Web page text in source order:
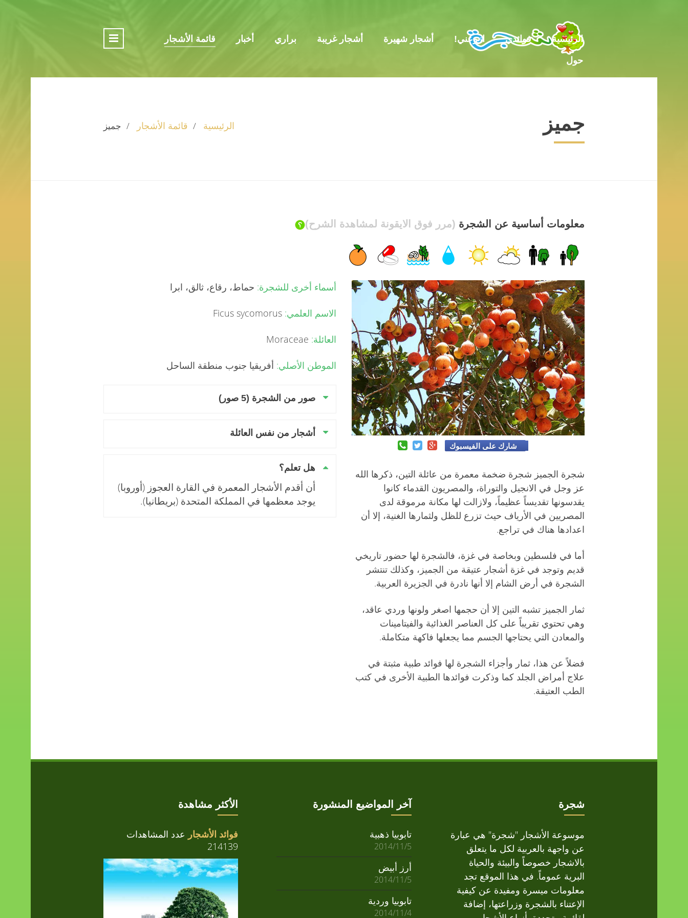
الرئيسية فوائدي ازرعني! أشجار شهيرة أشجار غريبة براري أخبار قائمة الأشجار
حول
جميز الرئيسية قائمة الأشجار جميز
معلومات أساسية عن الشجرة (مرر فوق الايقونة لمشاهدة الشرح)
شارك على الفيسبوك
شجرة الجميز شجرة ضخمة معمرة من عائلة التين، ذكرها الله
عز وجل في الانجيل والتوراة، والمصريون القدماء كانوا
يقدسونها تقديساً عظيماً، ولازالت لها مكانة مرموقة لدى
المصريين في الأرياف حيث تزرع للظل ولثمارها الغنية، إلا أن
اعدادها هناك في تراجع.
أما في فلسطين وبخاصة في غزة، فالشجرة لها حضور تاريخي
قديم وتوجد في غزة أشجار عتيقة من الجميز، وكذلك تنتشر
الشجرة في أرض الشام إلا أنها نادرة في الجزيرة العربية.
ثمار الجميز تشبه التين إلا أن حجمها اصغر ولونها وردي عاقد،
وهي تحتوي تقريباً على كل العناصر الغذائية والفيتامينات
والمعادن التي يحتاجها الجسم مما يجعلها فاكهة متكاملة.
فضلاً عن هذا، ثمار وأجزاء الشجرة لها فوائد طبية مثبتة في
علاج أمراض الجلد كما وذكرت فوائدها الطبية الأخرى في كتب
الطب العتيقة.
أسماء أخرى للشجرة: حماط، رقاع، ثالق، ابرا
الاسم العلمي:
العائلة:
الموطن الأصلي: أفريقيا جنوب منطقة الساحل
صور من الشجرة (5 صور)
أشجار من نفس العائلة
هل تعلم؟
أن أقدم الأشجار المعمرة في القارة العجوز (أوروبا)
يوجد معظمها في المملكة المتحدة (بريطانيا).
شجرة
موسوعة الأشجار "شجرة" هي عبارة
عن واجهة بالعربية لكل ما يتعلق
بالاشجار خصوصاً والبيئة والحياة
البرية عموماً. في هذا الموقع تجد
معلومات ميسرة ومفيدة عن كيفية
الإعتناء بالشجرة وزراعتها، إضافة
آخر المواضيع المنشورة
تابوبيا ذهبية
2014/11/5
أرز أبيض
2014/11/5
تابوبيا وردية
2014/11/4
الأكثر مشاهدة
فوائد الأشجار عدد المشاهدات
214139